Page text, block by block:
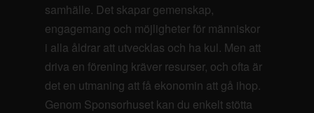
samhälle. Det skapar gemenskap,
engagemang och möjligheter för människor
i alla åldrar att utvecklas och ha kul. Men att
driva en förening kräver resurser, och ofta är
det en utmaning att få ekonomin att gå ihop.
Genom Sponsorhuset kan du enkelt stötta